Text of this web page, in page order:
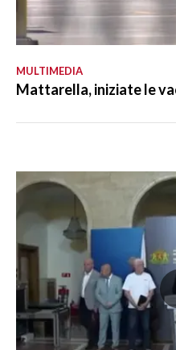
MULTIMEDIA
Mattarella, iniziate le